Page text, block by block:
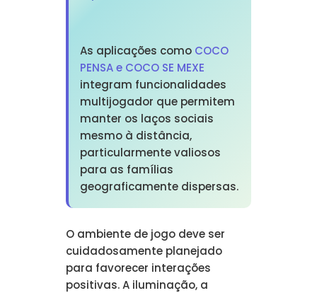
As aplicações como COCO
PENSA e COCO SE MEXE
integram funcionalidades
multijogador que permitem
manter os laços sociais
mesmo à distância,
particularmente valiosos
para as famílias
geograficamente dispersas.
O ambiente de jogo deve ser
cuidadosamente planejado
para favorecer interações
positivas. A iluminação, a